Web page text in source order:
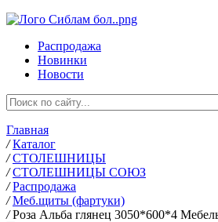
Распродажа
Новинки
Новости
Главная
/ Каталог
/ СТОЛЕШНИЦЫ
/ СТОЛЕШНИЦЫ СОЮЗ
/ Распродажа
/ Меб.щиты (фартуки)
/ Роза Альба глянец 3050*600*4